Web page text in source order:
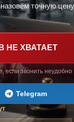
точную цену
НЕ ХВАТАЕТ
если звонить неудобно
Telegram